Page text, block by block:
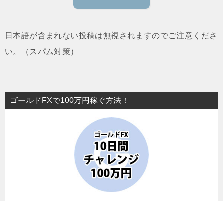
日本語が含まれない投稿は無視されますのでご注意くださ
い。（スパム対策）
ゴールドFXで100万円稼ぐ方法！